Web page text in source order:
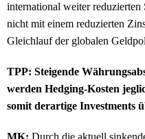
international weiter reduzierten
nicht mit einem reduzierten
Gleichlauf der globalen
TPP: Steigende
werden Hedging-Kosten
somit derartige Investments
MK: Durch die aktuell